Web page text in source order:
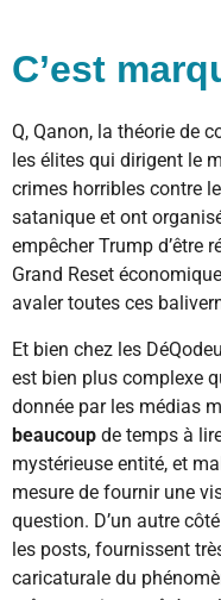
C’est
Q, Qanon, la théorie de
les élites qui dirigent le
crimes horribles contre
satanique et ont
empêcher Trump d’être
Grand Reset
avaler toutes ces
Et bien chez les
est bien plus complexe
donnée par les médias
beaucoup de temps à
mystérieuse entité, et
mesure de fournir une
question. D’un autre
les posts, fournissent
caricaturale du